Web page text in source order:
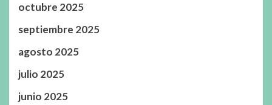
octubre 2025
septiembre 2025
agosto 2025
julio 2025
junio 2025